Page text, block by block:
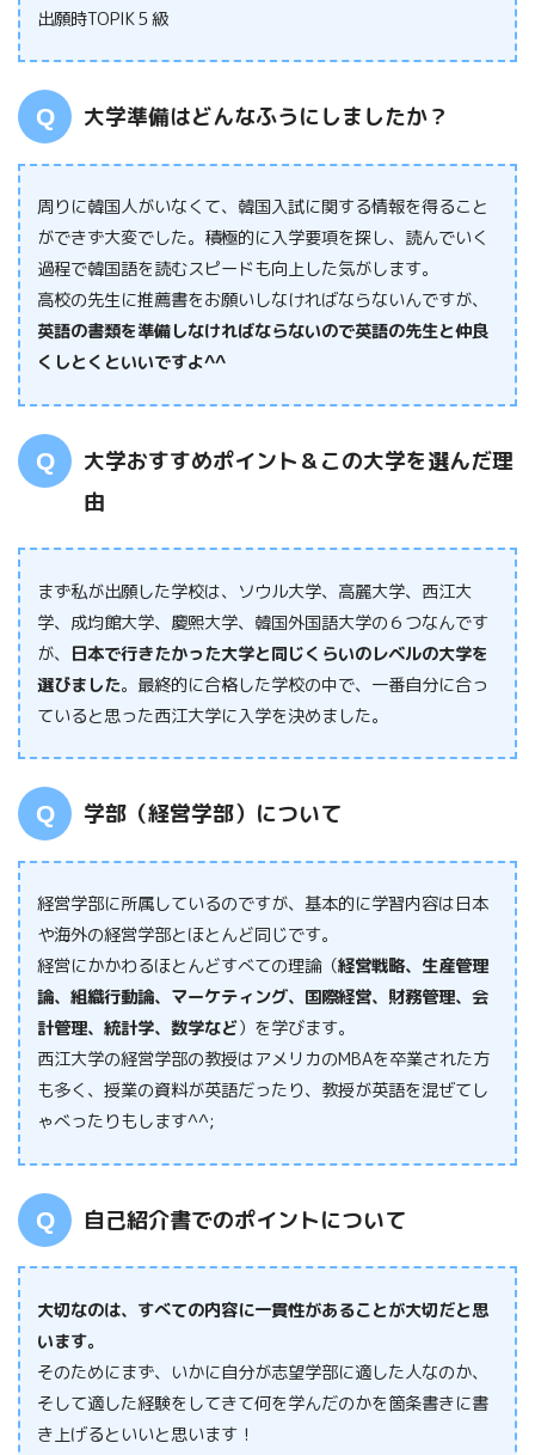
出願時TOPIK５級
大学準備はどんなふうにしましたか？
周りに韓国人がいなくて、韓国入試に関する情報を得ること
ができず大変でした。積極的に入学要項を探し、読んでいく
過程で韓国語を読むスピードも向上した気がします。
高校の先生に推薦書をお願いしなければならないんですが、
英語の書類を準備しなければならないので英語の先生と仲良
くしとくといいですよ^^
大学おすすめポイント＆この大学を選んだ理
由
まず私が出願した学校は、ソウル大学、高麗大学、西江大
学、成均館大学、 慶熙大学、韓国外国語大学の６つなんです
が、 日本で行きたかった大学と同じくらいのレベルの大学を
選びました。最終的に合格した学校の中で、一番自分に合っ
ていると思った西江大学に入学を決めました。
学部（経営学部）について
経営学部に所属しているのですが、基本的に学習内容は日本
や海外の経営学部とほとんど同じです。
経営にかかわるほとんどすべての理論（経営戦略、生産管理
論、組織行動論、マーケティング、国際経営、財務管理、会
計管理、統計学、数学など）を学びます。
西江大学の経営学部の教授はアメリカのMBAを卒業された方
も多く、授業の資料が英語だったり、教授が英語を混ぜてし
ゃべったりもします^^;
自己紹介書でのポイントについて
大切なのは、すべての内容に一貫性があることが大切だと思
います。
そのためにまず、いかに自分が志望学部に適した人なのか、
そして適した経験をしてきて何を学んだのかを箇条書きに書
き上げるといいと思います！